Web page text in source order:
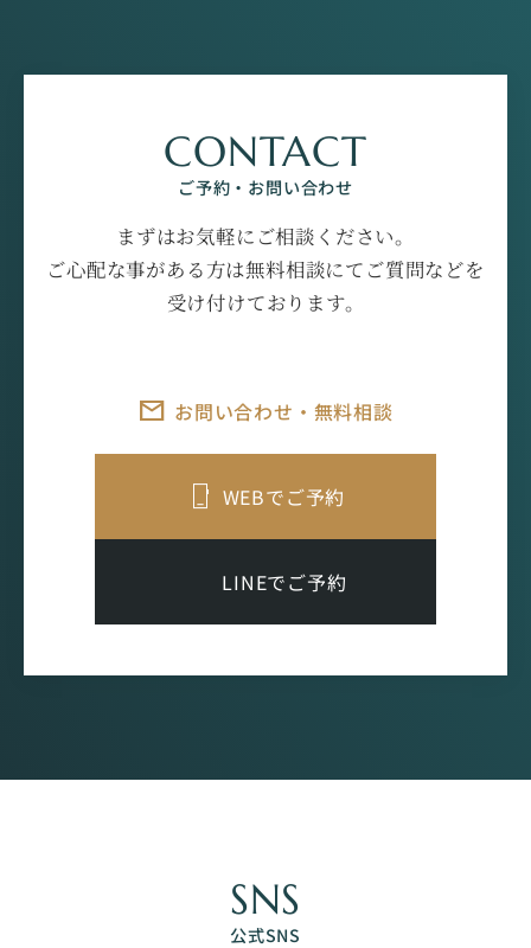
CONTACT
ご予約・お問い合わせ
まずはお気軽にご相談ください。
ご心配な事がある方は無料相談にてご質問などを
受け付けております。
お問い合わせ・無料相談
WEBでご予約
LINEでご予約
SNS
公式SNS